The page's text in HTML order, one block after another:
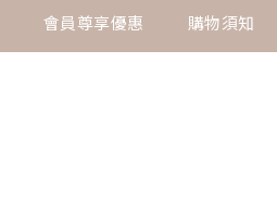
會員尊享優惠 購物須知